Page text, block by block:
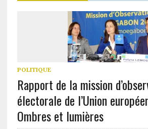
POLITIQUE
Rapport de la mission
électorale de l’Union
Ombres et lumières